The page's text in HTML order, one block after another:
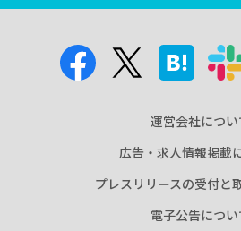
運営会社につい
広告・求人情報掲載
プレスリリースの受付と
電子公告につい